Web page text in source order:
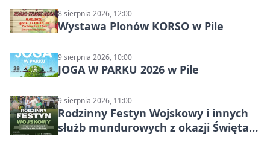
8 sierpnia 2026, 12:00
Wystawa Plonów KORSO w Pile
9 sierpnia 2026, 10:00
JOGA W PARKU 2026 w Pile
9 sierpnia 2026, 11:00
Rodzinny Festyn Wojskowy i innych
służb mundurowych z okazji Święta